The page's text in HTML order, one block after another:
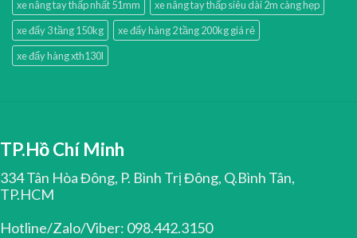
xe nâng tay thấp nhất 51mm
xe nâng tay thấp siêu dài 2m càng hẹp
xe đẩy 3 tầng 150kg
xe đẩy hàng 2 tầng 200kg giá rẻ
xe đẩy hàng xth130l
TP.Hồ Chí Minh
334 Tân Hòa Đông, P. Bình Trị Đông, Q.Bình Tân,
TP.HCM
Hotline/Zalo/Viber: 098.442.3150